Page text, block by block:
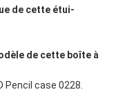
de cette étui-
de cette boîte à
Pencil case 0228.